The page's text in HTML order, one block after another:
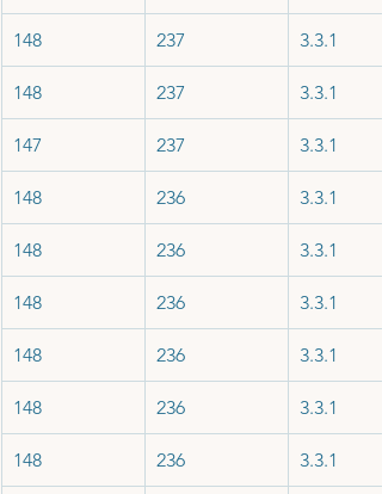
148 237 3.3.1
148 237 3.3.1
147 237 3.3.1
148 236 3.3.1
148 236 3.3.1
148 236 3.3.1
148 236 3.3.1
148 236 3.3.1
148 236 3.3.1